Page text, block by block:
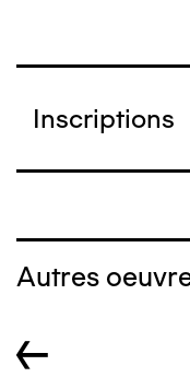
Inscriptions
Autres
←